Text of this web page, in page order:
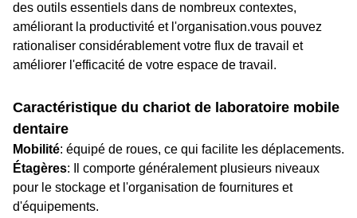
des outils essentiels dans de nombreux contextes,
améliorant la productivité et l'organisation.vous pouvez
rationaliser considérablement votre flux de travail et
améliorer l'efficacité de votre espace de travail.
Caractéristique du chariot de laboratoire mobile
dentaire
Mobilité: équipé de roues, ce qui facilite les déplacements.
Étagères: Il comporte généralement plusieurs niveaux
pour le stockage et l'organisation de fournitures et
d'équipements.